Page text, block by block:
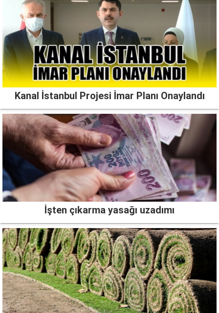
Kanal İstanbul Projesi İmar Planı Onaylandı
İşten çıkarma yasağı uzadımı